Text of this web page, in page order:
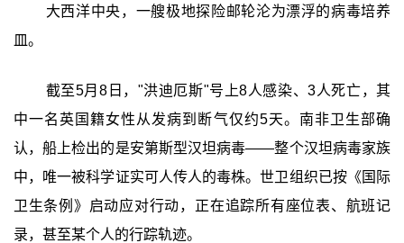
大西洋中央，一艘极地探险邮轮沦为漂浮的病毒培养
皿。
截至5月8日，"洪迪厄斯"号上8人感染、3人死亡，其
中一名英国籍女性从发病到断气仅约5天。南非卫生部确
认，船上检出的是安第斯型汉坦病毒——整个汉坦病毒家族
中，唯一被科学证实可人传人的毒株。世卫组织已按《国际
卫生条例》启动应对行动，正在追踪所有座位表、航班记
录，甚至某个人的行踪轨迹。